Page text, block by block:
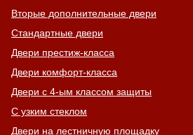
Вторые дополнительные двери
Стандартные двери
Двери престиж-класса
Двери комфорт-класса
Двери с 4-ым классом защиты
С узким стеклом
Двери на лестничную площадку